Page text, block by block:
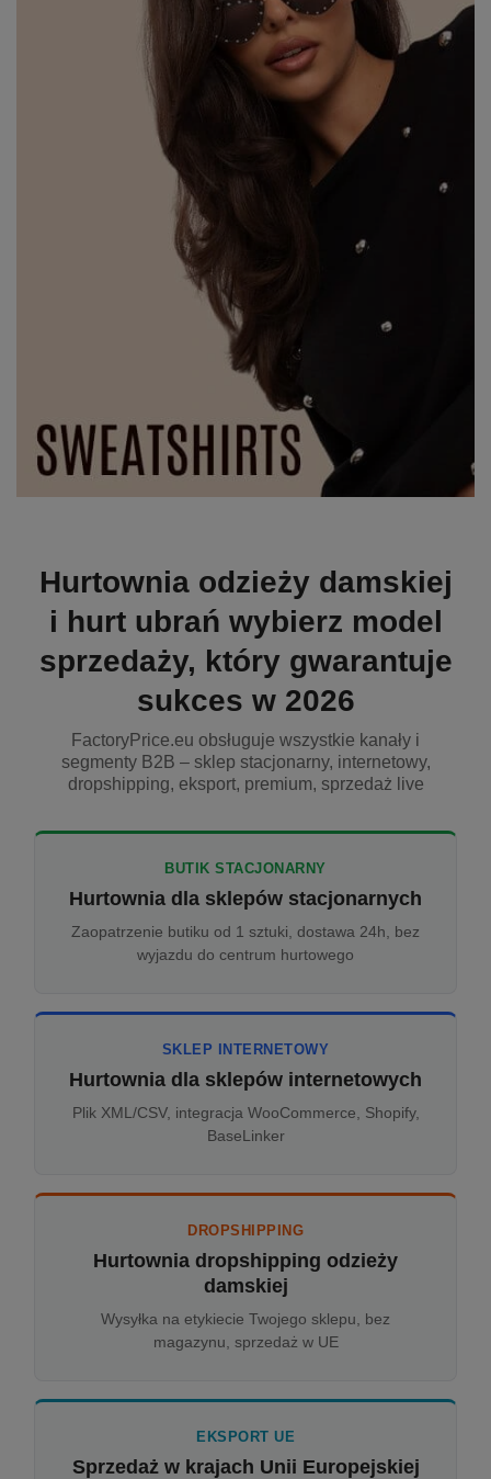
Hurtownia odzieży damskiej
i hurt ubrań wybierz model
sprzedaży, który gwarantuje
sukces w 2026
FactoryPrice.eu obsługuje wszystkie kanały i
segmenty B2B – sklep stacjonarny, internetowy,
dropshipping, eksport, premium, sprzedaż live
BUTIK STACJONARNY
Hurtownia dla sklepów stacjonarnych
Zaopatrzenie butiku od 1 sztuki, dostawa 24h, bez
wyjazdu do centrum hurtowego
SKLEP INTERNETOWY
Hurtownia dla sklepów internetowych
Plik XML/CSV, integracja WooCommerce, Shopify,
BaseLinker
DROPSHIPPING
Hurtownia dropshipping odzieży
damskiej
Wysyłka na etykiecie Twojego sklepu, bez
magazynu, sprzedaż w UE
EKSPORT UE
Sprzedaż w krajach Unii Europejskiej